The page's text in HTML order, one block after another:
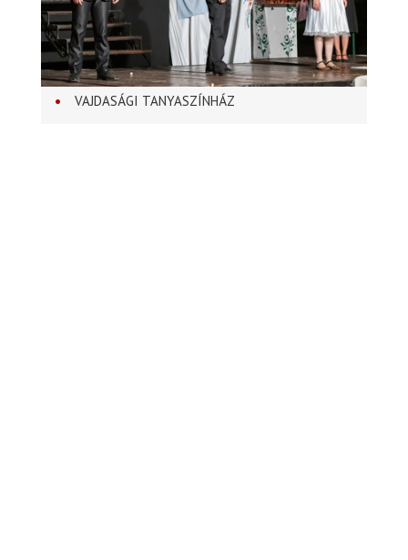
VAJDASÁGI TANYASZÍNHÁZ